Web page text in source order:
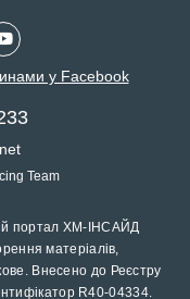
у Facebook
Team
портал ХМ-ІНСАЙД
матеріалів,
Внесено до Реєстру
R40-04334.